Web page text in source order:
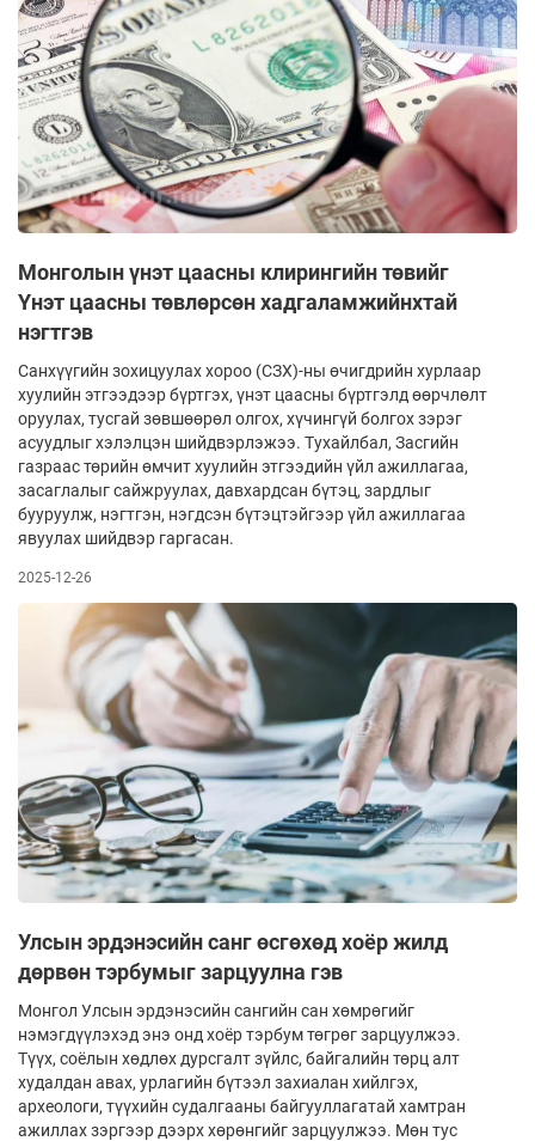
Монголын үнэт цаасны клирингийн төвийг
Үнэт цаасны төвлөрсөн хадгаламжийнхтай
нэгтгэв
Санхүүгийн зохицуулах хороо (СЗХ)-ны өчигдрийн хурлаар
хуулийн этгээдээр бүртгэх, үнэт цаасны бүртгэлд өөрчлөлт
оруулах, тусгай зөвшөөрөл олгох, хүчингүй болгох зэрэг
асуудлыг хэлэлцэн шийдвэрлэжээ. Тухайлбал, Засгийн
газраас төрийн өмчит хуулийн этгээдийн үйл ажиллагаа,
засаглалыг сайжруулах, давхардсан бүтэц, зардлыг
бууруулж, нэгтгэн, нэгдсэн бүтэцтэйгээр үйл ажиллагаа
явуулах шийдвэр гаргасан.
2025-12-26
Улсын эрдэнэсийн санг өсгөхөд хоёр жилд
дөрвөн тэрбумыг зарцуулна гэв
Монгол Улсын эрдэнэсийн сангийн сан хөмрөгийг
нэмэгдүүлэхэд энэ онд хоёр тэрбум төгрөг зарцуулжээ.
Түүх, соёлын хөдлөх дурсгалт зүйлс, байгалийн төрц алт
худалдан авах, урлагийн бүтээл захиалан хийлгэх,
археологи, түүхийн судалгааны байгууллагатай хамтран
ажил­лах зэргээр дээрх хөрөнгийг зарцуулжээ. Мөн тус